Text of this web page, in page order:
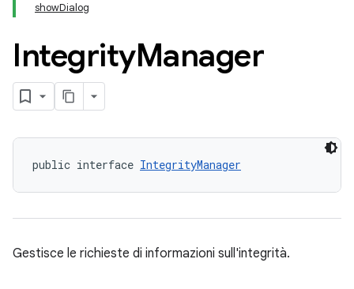
showDialog
IntegrityManager
public interface IntegrityManager
Gestisce le richieste di informazioni sull'integrità.